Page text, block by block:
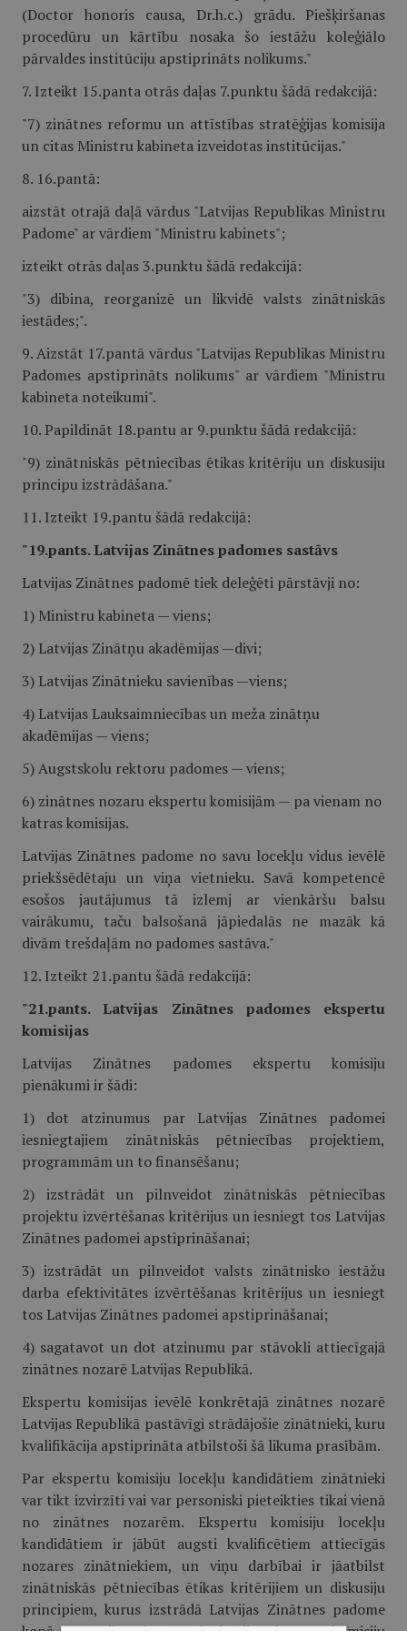
(Doctor honoris causa, Dr.h.c.) grādu. Piešķiršanas
procedūru un kārtību nosaka šo iestāžu koleģiālo
pārvaldes institūciju apstiprināts nolikums."
7. Izteikt 15.panta otrās daļas 7.punktu šādā redakcijā:
"7) zinātnes reformu un attīstības stratēģijas komisija
un citas Ministru kabineta izveidotas institūcijas."
8. 16.pantā:
aizstāt otrajā daļā vārdus "Latvijas Republikas Ministru
Padome" ar vārdiem "Ministru kabinets";
izteikt otrās daļas 3.punktu šādā redakcijā:
"3) dibina, reorganizē un likvidē valsts zinātniskās
iestādes;".
9. Aizstāt 17.pantā vārdus "Latvijas Republikas Ministru
Padomes apstiprināts nolikums" ar vārdiem "Ministru
kabineta noteikumi".
10. Papildināt 18.pantu ar 9.punktu šādā redakcijā:
"9) zinātniskās pētniecības ētikas kritēriju un diskusiju
principu izstrādāšana."
11. Izteikt 19.pantu šādā redakcijā:
"19.pants. Latvijas Zinātnes padomes sastāvs
Latvijas Zinātnes padomē tiek deleģēti pārstāvji no:
1) Ministru kabineta — viens;
2) Latvijas Zinātņu akadēmijas —divi;
3) Latvijas Zinātnieku savienības —viens;
4) Latvijas Lauksaimniecības un meža zinātņu
akadēmijas — viens;
5) Augstskolu rektoru padomes — viens;
6) zinātnes nozaru ekspertu komisijām — pa vienam no
katras komisijas.
Latvijas Zinātnes padome no savu locekļu vidus ievēlē
priekšsēdētaju un viņa vietnieku. Savā kompetencē
esošos jautājumus tā izlemj ar vienkāršu balsu
vairākumu, taču balsošanā jāpiedalās ne mazāk kā
divām trešdaļām no padomes sastāva."
12. Izteikt 21.pantu šādā redakcijā:
"21.pants. Latvijas Zinātnes padomes ekspertu
komisijas
Latvijas Zinātnes padomes ekspertu komisiju
pienākumi ir šādi:
1) dot atzinumus par Latvijas Zinātnes padomei
iesniegtajiem zinātniskās pētniecības projektiem,
programmām un to finansēšanu;
2) izstrādāt un pilnveidot zinātniskās pētniecības
projektu izvērtēšanas kritērijus un iesniegt tos Latvijas
Zinātnes padomei apstiprināšanai;
3) izstrādāt un pilnveidot valsts zinātnisko iestāžu
darba efektivitātes izvērtēšanas kritērijus un iesniegt
tos Latvijas Zinātnes padomei apstiprināšanai;
4) sagatavot un dot atzinumu par stāvokli attiecīgajā
zinātnes nozarē Latvijas Republikā.
Ekspertu komisijas ievēlē konkrētajā zinātnes nozarē
Latvijas Republikā pastāvīgi strādājošie zinātnieki, kuru
kvalifikācija apstiprināta atbilstoši šā likuma prasībām.
Par ekspertu komisiju locekļu kandidātiem zinātnieki
var tikt izvirzīti vai var personiski pieteikties tikai vienā
no zinātnes nozarēm. Ekspertu komisiju locekļu
kandidātiem ir jābūt augsti kvalificētiem attiecīgās
nozares zinātniekiem, un viņu darbībai ir jāatbilst
zinātniskās pētniecības ētikas kritērijiem un diskusiju
principiem, kurus izstrādā Latvijas Zinātnes padome